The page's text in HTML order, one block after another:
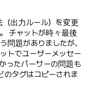
出力ルール）を変更
チャットが時々最後
問題がありましたが、
トでユーザーメッセー
ったパーサーの問題も
タグはコピーされま